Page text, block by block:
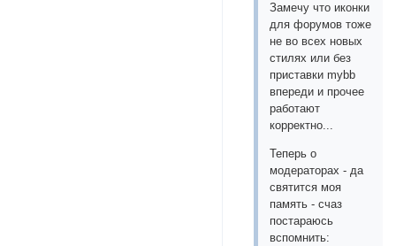
Замечу что иконки
для форумов тоже
не во всех новых
стилях или без
приставки mybb
впереди и прочее
работают
корректно...
Теперь о
модераторах - да
святится моя
память - счаз
постараюсь
вспомнить: